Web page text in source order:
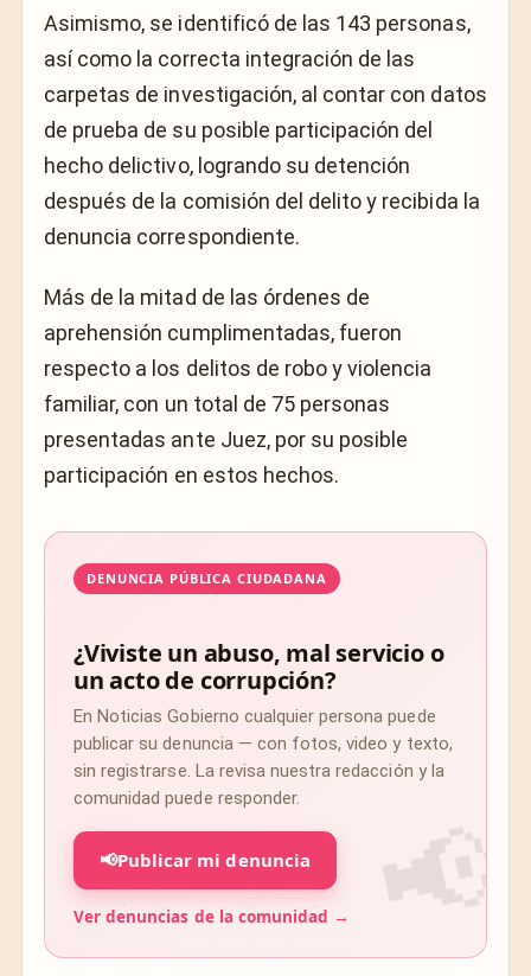
Asimismo, se identificó de las 143 personas,
así como la correcta integración de las
carpetas de investigación, al contar con datos
de prueba de su posible participación del
hecho delictivo, logrando su detención
después de la comisión del delito y recibida la
denuncia correspondiente.
Más de la mitad de las órdenes de
aprehensión cumplimentadas, fueron
respecto a los delitos de robo y violencia
familiar, con un total de 75 personas
presentadas ante Juez, por su posible
participación en estos hechos.
DENUNCIA PÚBLICA CIUDADANA
¿Viviste un abuso, mal servicio o
un acto de corrupción?
En Noticias Gobierno cualquier persona puede
publicar su denuncia — con fotos, video y texto,
sin registrarse. La revisa nuestra redacción y la
comunidad puede responder.
📢Publicar mi denuncia
Ver denuncias de la comunidad →